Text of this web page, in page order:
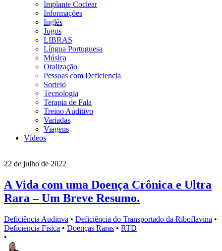
Implante Coclear
Informações
Inglês
Jogos
LIBRAS
Língua Portuguesa
Música
Oralização
Pessoas com Deficiencia
Sorteio
Tecnologia
Terapia de Fala
Treino Auditivo
Variadas
Viagens
Vídeos
22 de julho de 2022
A Vida com uma Doença Crônica e Ultra
Rara – Um Breve Resumo.
Deficiência Auditiva • Deficiência do Transportado da Riboflavina •
Deficiencia Fisica • Doenças Raras • RTD
•